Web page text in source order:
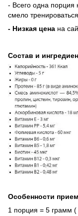
- Всего одна
смело
- Низкая цена на
Состав и
Особенности
1 порция = 5 грамм (